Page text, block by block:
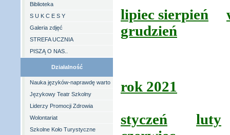
Biblioteka
S U K C E S Y
Galeria zdjęć
STREFA UCZNIA
PISZĄ O NAS..
Działalność
Nauka języków-naprawdę warto
Językowy Teatr Szkolny
Liderzy Promocji Zdrowia
Wolontariat
Szkolne Koło Turystyczne
lipiec sierpień
grudzień
rok 2021
styczeń
luty